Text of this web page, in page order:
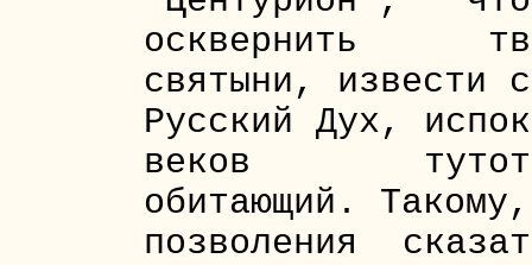
осквернить
святыни, извести
Русский Дух,
веков
обитающий.
позволения